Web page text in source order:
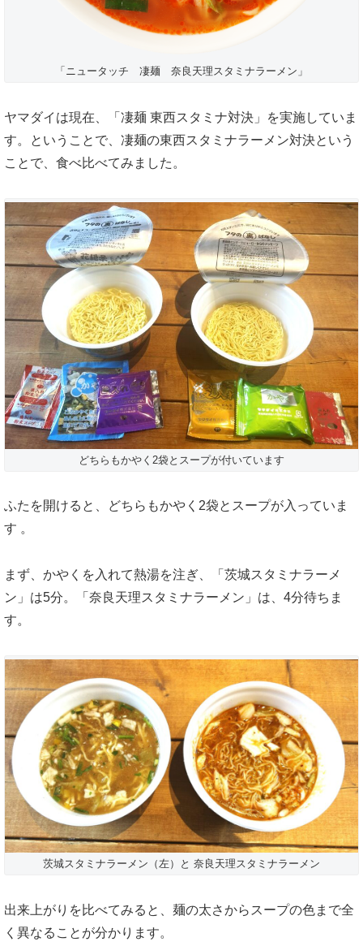
「ニュータッチ 凄麺 奈良天理スタミナラーメン」
ヤマダイは現在、「凄麺 東西スタミナ対決」を実施していま
す。ということで、凄麺の東西スタミナラーメン対決という
ことで、食べ比べてみました。
どちらもかやく2袋とスープが付いています
ふたを開けると、どちらもかやく2袋とスープが入っていま
す 。
まず、かやくを入れて熱湯を注ぎ、「茨城スタミナラーメ
ン」は5分。「奈良天理スタミナラーメン」は、4分待ちま
す。
茨城スタミナラーメン（左）と 奈良天理スタミナラーメン
出来上がりを比べてみると、麺の太さからスープの色まで全
く異なることが分かります。